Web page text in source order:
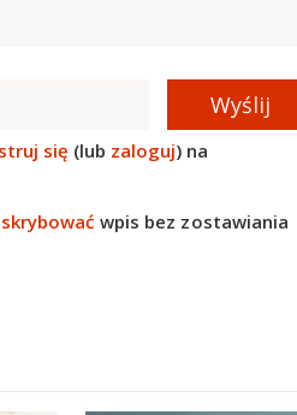
Wyślij
się (lub zaloguj) na
wpis bez zostawiania